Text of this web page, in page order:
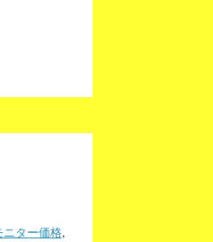
ニター価格,